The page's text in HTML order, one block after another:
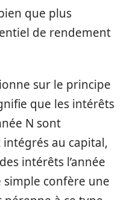
que plus
de rendement
sur le principe
que les intérêts
N sont
au capital,
intérêts l’année
simple confère une